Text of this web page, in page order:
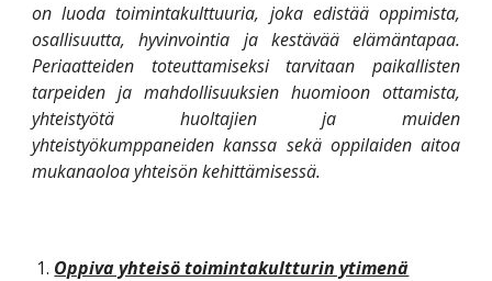
on luoda toimintakulttuuria, joka edistää oppimista,
osallisuutta, hyvinvointia ja kestävää elämäntapaa.
Periaatteiden toteuttamiseksi tarvitaan paikallisten
tarpeiden ja mahdollisuuksien huomioon ottamista,
yhteistyötä huoltajien ja muiden
yhteistyökumppaneiden kanssa sekä oppilaiden aitoa
mukanaoloa yhteisön kehittämisessä.
Oppiva yhteisö toimintakultturin ytimenä